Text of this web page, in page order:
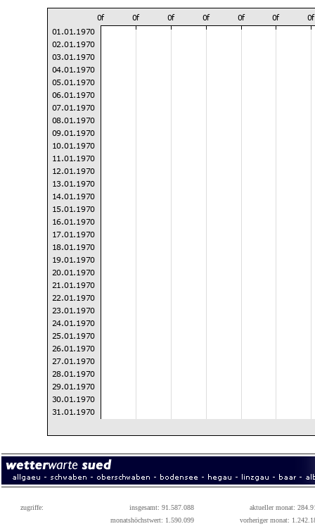
zugriffe: insgesamt: 91.587.088
aktueller monat:
monatshöchstwert: 1.590.099
vorheriger monat: